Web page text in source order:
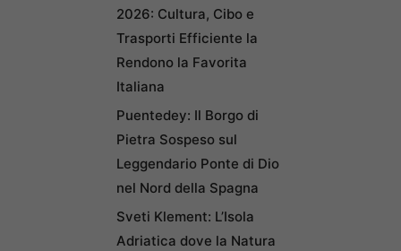
2026: Cultura, Cibo e
Trasporti Efficiente la
Rendono la Favorita
Italiana
Puentedey: Il Borgo di
Pietra Sospeso sul
Leggendario Ponte di Dio
nel Nord della Spagna
Sveti Klement: L’Isola
Adriatica dove la Natura